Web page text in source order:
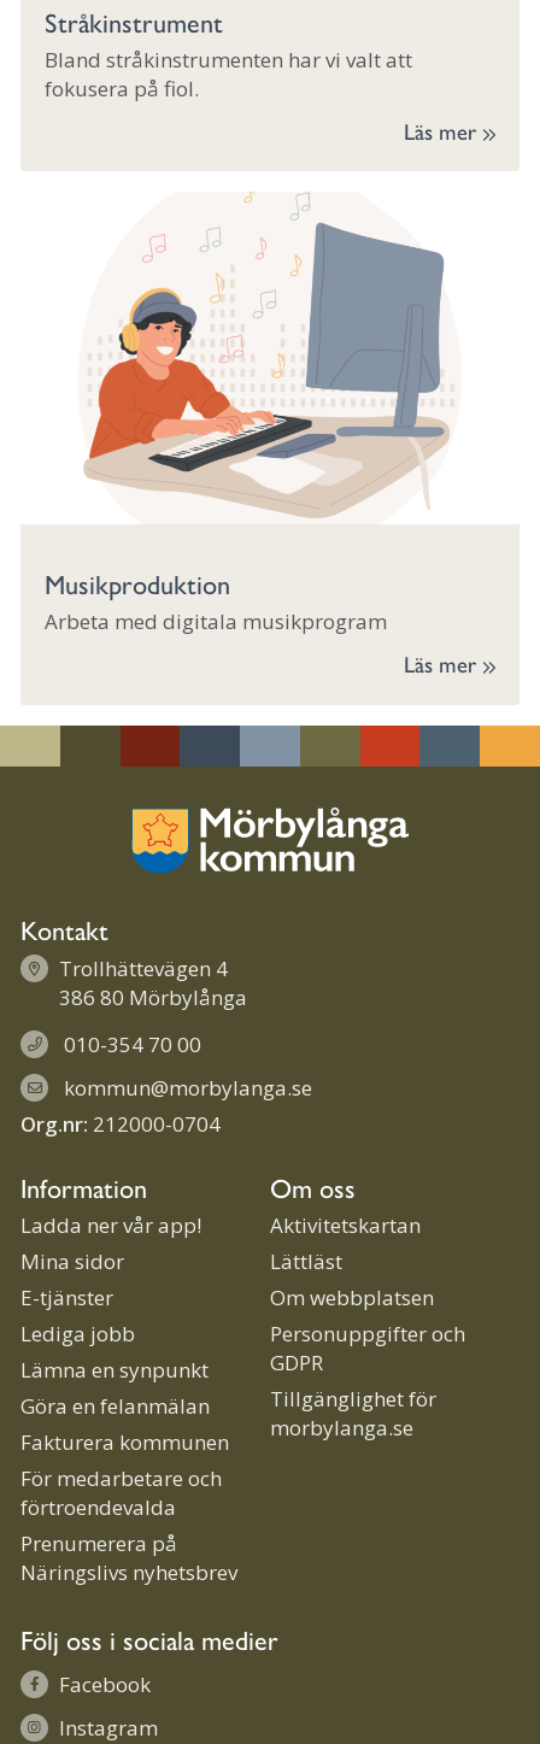
Stråkinstrument
Bland stråkinstrumenten har vi valt att
fokusera på fiol.
Läs mer
Musikproduktion
Arbeta med digitala musikprogram
Läs mer
Kontakt
Trollhättevägen 4
386 80 Mörbylånga
010-354 70 00
kommun@morbylanga.se
Org.nr: 212000-0704
Information
Ladda ner vår app!
Mina sidor
E-tjänster
Lediga jobb
Lämna en synpunkt
Göra en felanmälan
Fakturera kommunen
För medarbetare och
förtroendevalda
Prenumerera på
Näringslivs nyhetsbrev
Om oss
Aktivitetskartan
Lättläst
Om webbplatsen
Personuppgifter och
GDPR
Tillgänglighet för
morbylanga.se
Följ oss i sociala medier
Facebook
Instagram